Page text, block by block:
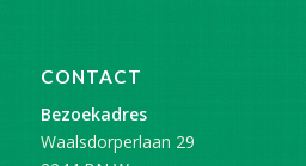
CONTACT
Bezoekadres
Waalsdorperlaan 29